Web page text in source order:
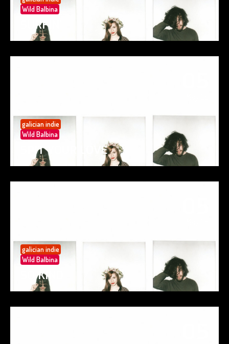
Wild Balbina
SURFIN’
galician indie
Wild Balbina
SPIT YOUR LOVE
galician indie
Wild Balbina
SO KIND